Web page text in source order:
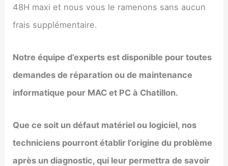
48H maxi et nous vous le ramenons sans aucun
frais supplémentaire.
Notre équipe d’experts est disponible pour toutes
demandes de réparation ou de maintenance
informatique pour MAC et PC à Chatillon.
Que ce soit un défaut matériel ou logiciel, nos
techniciens pourront établir l’origine du problème
après un diagnostic, qui leur permettra de savoir